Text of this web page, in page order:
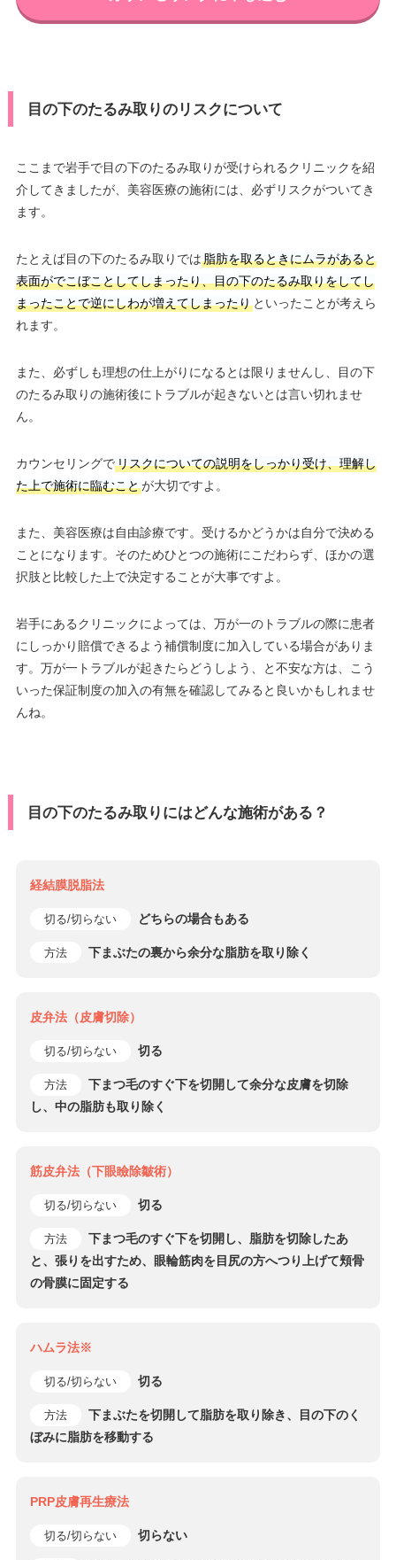
目の下のたるみ取りのリスクについて
ここまで岩手で目の下のたるみ取りが受けられるクリニックを紹
介してきましたが、美容医療の施術には、必ずリスクがついてき
ます。
たとえば目の下のたるみ取りでは脂肪を取るときにムラがあると
表面がでこぼことしてしまったり、目の下のたるみ取りをしてし
まったことで逆にしわが増えてしまったりといったことが考えら
れます。
また、必ずしも理想の仕上がりになるとは限りませんし、目の下
のたるみ取りの施術後にトラブルが起きないとは言い切れませ
ん。
カウンセリングでリスクについての説明をしっかり受け、理解し
た上で施術に臨むことが大切ですよ。
また、美容医療は自由診療です。受けるかどうかは自分で決める
ことになります。そのためひとつの施術にこだわらず、ほかの選
択肢と比較した上で決定することが大事ですよ。
岩手にあるクリニックによっては、万が一のトラブルの際に患者
にしっかり賠償できるよう補償制度に加入している場合がありま
す。万が一トラブルが起きたらどうしよう、と不安な方は、こう
いった保証制度の加入の有無を確認してみると良いかもしれませ
んね。
目の下のたるみ取りにはどんな施術がある？
経結膜脱脂法
切る/切らない どちらの場合もある
方法 下まぶたの裏から余分な脂肪を取り除く
皮弁法（皮膚切除）
切る/切らない 切る
方法
下まつ毛のすぐ下を切開して余分な皮膚を切除
し、中の脂肪も取り除く
筋皮弁法（下眼瞼除皺術）
切る/切らない 切る
方法
下まつ毛のすぐ下を切開し、脂肪を切除したあ
と、張りを出すため、眼輪筋肉を目尻の方へつり上げて頬骨
の骨膜に固定する
ハムラ法※
切る/切らない 切る
方法
下まぶたを切開して脂肪を取り除き、目の下のく
ぼみに脂肪を移動する
PRP皮膚再生療法
切る/切らない 切らない